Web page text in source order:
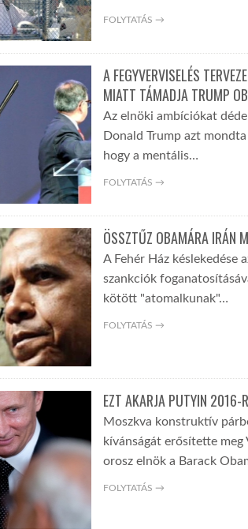
FOLYTATÁS →
A FEGYVERVISELÉS
MIATT TÁMADJA TRUMP
Az elnöki ambíciókat
Donald Trump azt
hogy a mentális…
FOLYTATÁS →
ÖSSZTŰZ OBAMÁRA IRÁN
A Fehér Ház késlekedése
szankciók
kötött "atomalkunak"…
FOLYTATÁS →
EZT AKARJA PUTYIN 2016-
Moszkva konstruktív
kívánságát erősítette
orosz elnök a Barack
FOLYTATÁS →